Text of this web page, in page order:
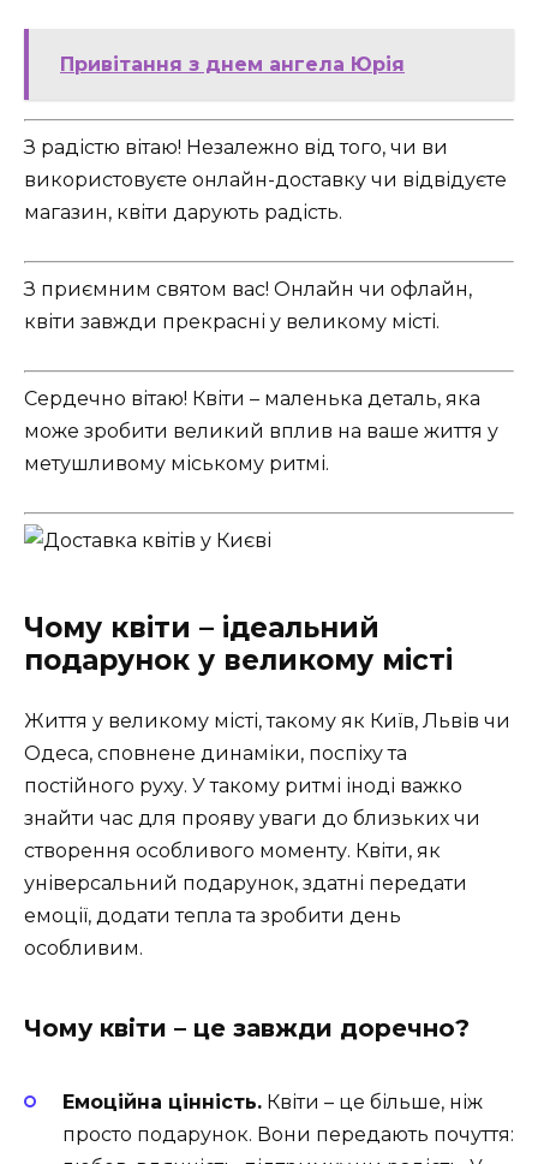
Привітання з днем ангела Юрія
З радістю вітаю! Незалежно від того, чи ви
використовуєте онлайн-доставку чи відвідуєте
магазин, квіти дарують радість.
З приємним святом вас! Онлайн чи офлайн,
квіти завжди прекрасні у великому місті.
Сердечно вітаю! Квіти – маленька деталь, яка
може зробити великий вплив на ваше життя у
метушливому міському ритмі.
Чому квіти – ідеальний
подарунок у великому місті
Життя у великому місті, такому як Київ, Львів чи
Одеса, сповнене динаміки, поспіху та
постійного руху. У такому ритмі іноді важко
знайти час для прояву уваги до близьких чи
створення особливого моменту. Квіти, як
універсальний подарунок, здатні передати
емоції, додати тепла та зробити день
особливим.
Чому квіти – це завжди доречно?
Емоційна цінність. Квіти – це більше, ніж
просто подарунок. Вони передають почуття: